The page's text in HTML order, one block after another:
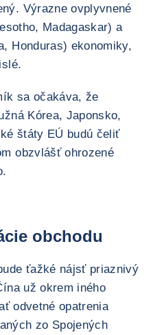
Výrazne ovplyvnené
Madagaskar) a
Honduras) ekonomiky,
sa očakáva, že
Kórea, Japonsko,
štáty EÚ budú čeliť
obzvlášť ohrozené
obchodu
ťažké nájsť priaznivý
už okrem iného
odvetné opatrenia
zo Spojených